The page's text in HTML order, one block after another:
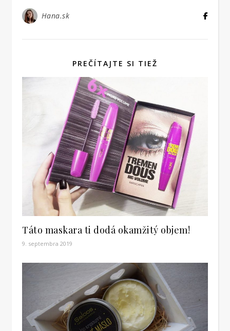
Hana.sk
PREČÍTAJTE SI TIEŽ
Táto maskara ti dodá okamžitý objem!
9. septembra 2019